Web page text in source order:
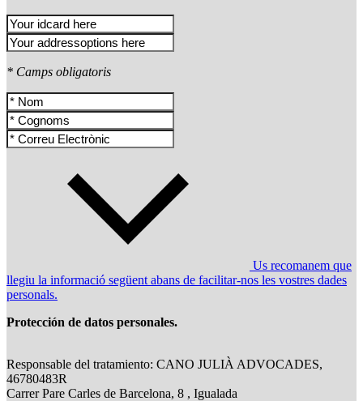
* Camps obligatoris
Us recomanem que
llegiu la informació següent abans de facilitar-nos les vostres dades
personals.
Protección de datos personales.
Responsable del tratamiento: CANO JULIÀ ADVOCADES,
46780483R
Carrer Pare Carles de Barcelona, 8 , Igualada